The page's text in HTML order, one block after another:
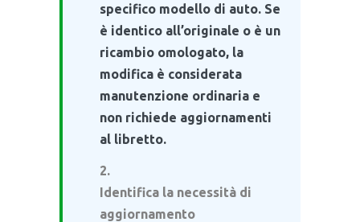
specifico modello di auto. Se
è identico all’originale o è un
ricambio omologato, la
modifica è considerata
manutenzione ordinaria e
non richiede aggiornamenti
al libretto.
Identifica la necessità di
aggiornamento